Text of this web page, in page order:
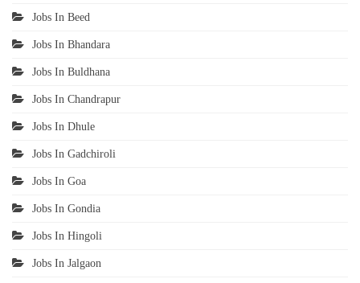
Jobs In Beed
Jobs In Bhandara
Jobs In Buldhana
Jobs In Chandrapur
Jobs In Dhule
Jobs In Gadchiroli
Jobs In Goa
Jobs In Gondia
Jobs In Hingoli
Jobs In Jalgaon